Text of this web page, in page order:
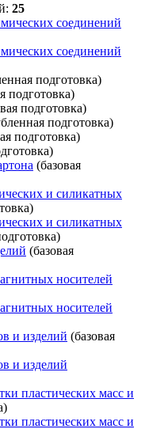
25
соединений
соединений
подготовка)
подготовка)
подготовка)
подготовка)
подготовка)
(базовая
и силикатных
и силикатных
(базовая
носителей
носителей
и изделий (базовая
и изделий
пластических масс и
пластических масс и